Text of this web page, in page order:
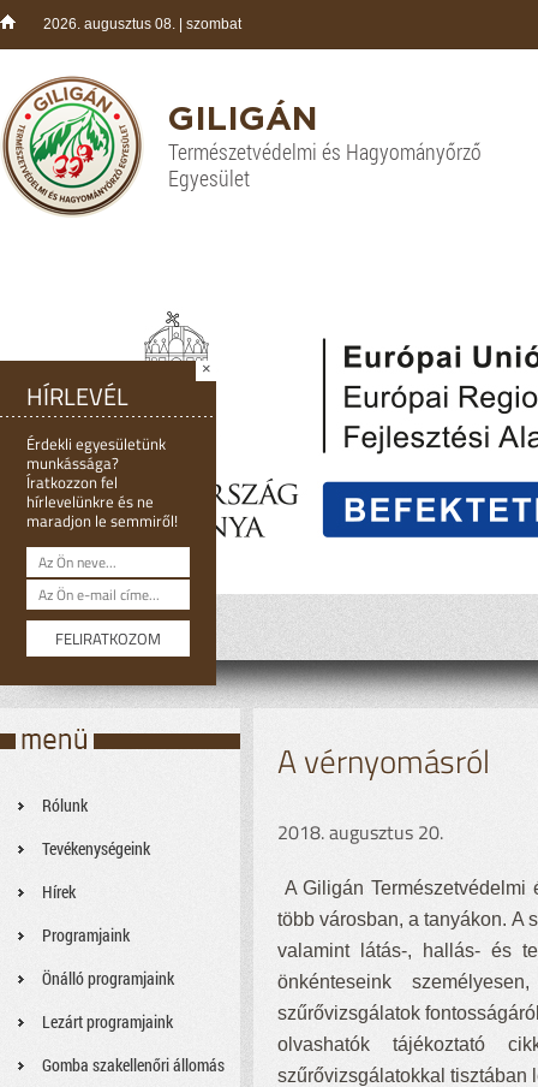
2026. augusztus 08. | szombat
GILIGÁN
Természetvédelmi és Hagyományőrző
Egyesület
Rólunk
Tevékenységeink
Hírek
Programjaink
Önálló programjaink
Lezárt programjaink
Gomba szakellenőri állomás
A vérnyomásról
2018. augusztus 20.
A Giligán Természetvédelmi
több városban, a tanyákon. A
valamint látás-, hallás- és
önkénteseink
szűrővizsgálatok
olvashatók tájékoztató
szűrővizsgálatokkal tisztában
HÍRLEVÉL
Érdekli egyesületünk
munkássága?
Íratkozzon fel
hírlevelünkre és ne
maradjon le semmiről!
×